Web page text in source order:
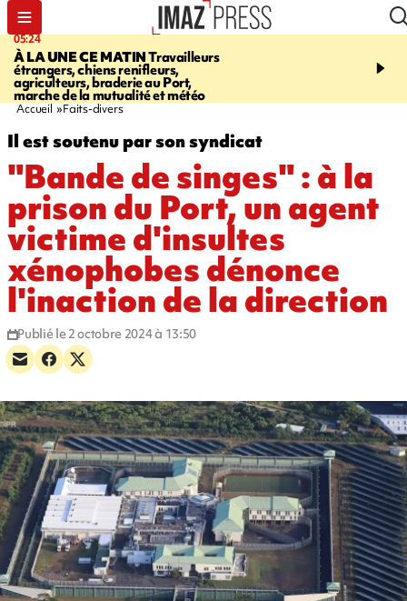
05:24
À LA UNE CE MATINTravailleurs
étrangers, chiens renifleurs,
agriculteurs, braderie au Port,
marche de la mutualité et météo
07:05
mobilisés pour traquer
Accueil Faits-divers
Il est soutenu par son syndicat
"Bande de singes" : à la
prison du Port, un agent
victime d'insultes
xénophobes dénonce
l'inaction de la direction
Publié le 2 octobre 2024 à 13:50